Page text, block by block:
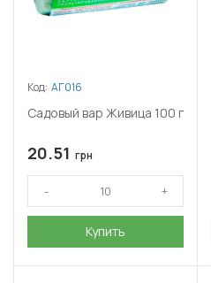
Код: АГ016
Садовый вар Живица 100 г
20.51 грн
Купить